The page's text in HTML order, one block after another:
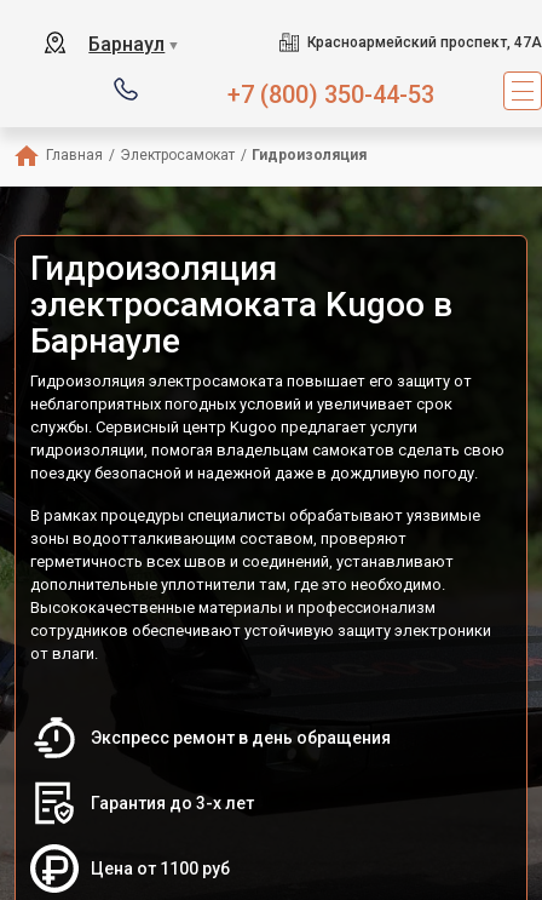
Барнаул ▼ Красноармейский проспект, 47А
+7 (800) 350-44-53
Главная / Электросамокат / Гидроизоляция
Гидроизоляция
электросамоката Kugoo в
Барнауле
Гидроизоляция электросамоката повышает его защиту от
неблагоприятных погодных условий и увеличивает срок
службы. Сервисный центр Kugoo предлагает услуги
гидроизоляции, помогая владельцам самокатов сделать свою
поездку безопасной и надежной даже в дождливую погоду.
В рамках процедуры специалисты обрабатывают уязвимые
зоны водоотталкивающим составом, проверяют
герметичность всех швов и соединений, устанавливают
дополнительные уплотнители там, где это необходимо.
Высококачественные материалы и профессионализм
сотрудников обеспечивают устойчивую защиту электроники
от влаги.
Экспресс ремонт в день обращения
Гарантия до 3-х лет
Цена от 1100 руб